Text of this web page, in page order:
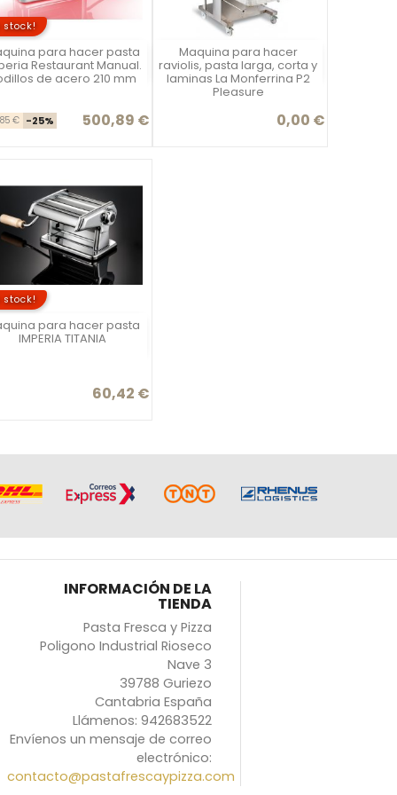
stock!
para hacer pasta
Restaurant Manual.
de acero 210 mm
Precio base
€ -25% Precio
500,89 €

Vista rápida Maquina para hacer
raviolis, pasta larga, corta y
laminas La Monferrina P2
Pleasure
Precio0,00 €

Vista rápida
stock!
para hacer pasta
IMPERIA TITANIA
Precio60,42 €

Vista rápida
INFORMACIÓN DE LA
TIENDA
Pasta Fresca y Pizza
Poligono Industrial Rioseco
Nave 3
39788 Guriezo
Cantabria España
Llámenos: 942683522
Envíenos un mensaje de correo
electrónico:
contacto@pastafrescaypizza.com